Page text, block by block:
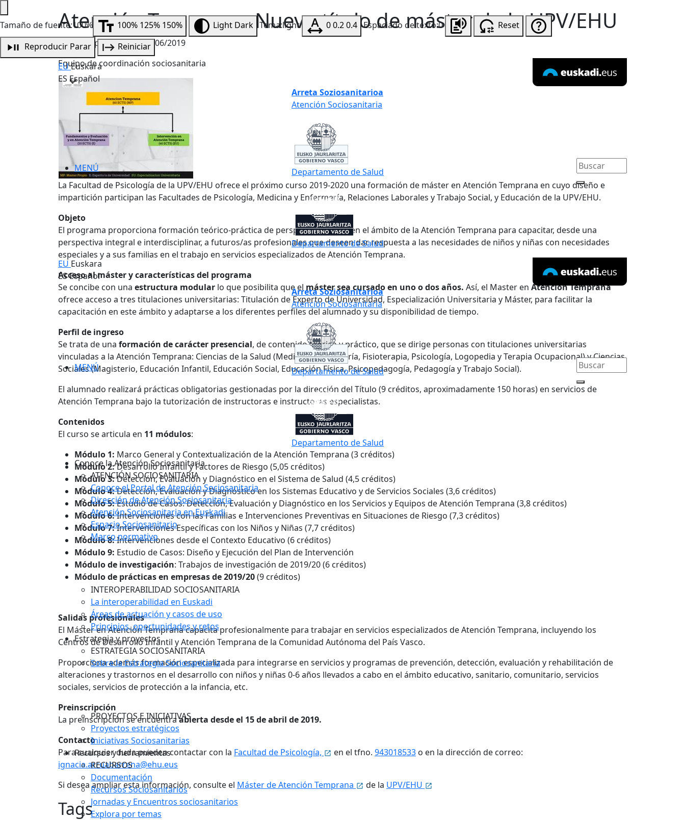
Tamaño de fuente:100% 100% 125% 150% Light Dark Tema:light 00.20.4 Espaciado de texto:0
Reset
Reproducir Parar
Reiniciar
EUEuskara
ES Español
MENÚ
Arreta Soziosanitarioa
Atención Sociosanitaria
Departamento de Salud
Departamento de Salud
EU Euskara
ESEspañol
MENÚ
Arreta Soziosanitarioa
Atención Sociosanitaria
Departamento de Salud
Departamento de Salud
Conoce la Atención Sociosanitaria
ATENCIÓN SOCIOSANITARIA
Conoce el Portal de Atención Sociosanitaria
Dirección de Atención Sociosanitaria
Atención Sociosanitaria en Euskadi
Espacio Sociosanitario
Marco normativo
INTEROPERABILIDAD SOCIOSANITARIA
La interoperabilidad en Euskadi
Áreas de actuación y casos de uso
Principios, oportunidades y retos
Estrategia y proyectos
ESTRATEGIA SOCIOSANITARIA
Sobre la Estrategia Sociosanitaria
PROYECTOS E INICIATIVAS
Proyectos estratégicos
Iniciativas Sociosanitarias
Recursos y herramientas
RECURSOS
Documentación
Recursos Sociosanitarios
Jornadas y Encuentros sociosanitarios
Explora por temas
Atención Temprana. Nuevo título de máster de la UPV/EHU
Fecha de publicación:03/06/2019
Equipo de coordinación sociosanitaria
La Facultad de Psicología de la UPV/EHU ofrece el próximo curso 2019-2020 una formación de máster en Atención Temprana en cuyo diseño e
impartición participan las Facultades de Psicología, Medicina y Enfermería, Relaciones Laborales y Trabajo Social, y Educación de la UPV/EHU.
Objeto
El programa proporciona formación teórico-práctica de perspectiva amplia en el ámbito de la Atención Temprana para capacitar, desde una
perspectiva integral e interdisciplinar, a futuros/as profesionales que deseen dar respuesta a las necesidades de niños y niñas con necesidades
especiales y a sus familias en el trabajo en servicios especializados de Atención Temprana.
Acceso al máster y características del programa
Se concibe con una estructura modular lo que posibilita que el máster sea cursado en uno o dos años. Así, el Master en Atención Temprana
ofrece acceso a tres titulaciones universitarias: Titulación de Experto de Universidad, Especialización Universitaria y Máster, para facilitar la
capacitación en este ámbito y adaptarse a los diferentes perfiles del alumnado y su disponibilidad de tiempo.
Perfil de ingreso
Se trata de una formación de carácter presencial, de contenido teórico y práctico, que se dirige personas con titulaciones universitarias
vinculadas a la Atención Temprana: Ciencias de la Salud (Medicina, Enfermería, Fisioterapia, Psicología, Logopedia y Terapia Ocupacional) y Ciencias
Sociales (Magisterio, Educación Infantil, Educación Social, Educación Física, Psicopedagogía, Pedagogía y Trabajo Social).
El alumnado realizará prácticas obligatorias gestionadas por la dirección del Título (9 créditos, aproximadamente 150 horas) en servicios de
Atención Temprana bajo la tutorización de instructoras e instructores especialistas.
Contenidos
El curso se articula en 11 módulos:
Módulo 1: Marco General y Contextualización de la Atención Temprana (3 créditos)
Módulo 2:Desarrollo Infantil y Factores de Riesgo (5,05 créditos)
Módulo 3:Detección, Evaluación y Diagnóstico en el Sistema de Salud (4,5 créditos)
Módulo 4:Detección, Evaluación y Diagnóstico en los Sistemas Educativo y de Servicios Sociales (3,6 créditos)
Módulo 5:Estudio de Casos: Detección, Evaluación y Diagnóstico en los Servicios y Equipos de Atención Temprana (3,8 créditos)
Módulo 6:Intervenciones con las Familias e Intervenciones Preventivas en Situaciones de Riesgo (7,3 créditos)
Módulo 7:Intervenciones Específicas con los Niños y Niñas (7,7 créditos)
Módulo 8:Intervenciones desde el Contexto Educativo (6 créditos)
Módulo 9: Estudio de Casos: Diseño y Ejecución del Plan de Intervención
Módulo de investigación: Trabajos de investigación de 2019/20 (6 créditos)
Módulo de prácticas en empresas de 2019/20(9 créditos)
Salidas profesionales
El Máster en Atención Temprana capacita profesionalmente para trabajar en servicios especializados de Atención Temprana, incluyendo los
Centros de Desarrollo Infantil y Atención Temprana de la Comunidad Autónoma del País Vasco.
Proporciona además formación especializada para integrarse en servicios y programas de prevención, detección, evaluación y rehabilitación de
alteraciones y trastornos en el desarrollo con niños y niñas 0-6 años llevados a cabo en el ámbito educativo, sanitario, comunitario, servicios
sociales, servicios de protección a la infancia, etc.
Preinscripción
La preinscripción se encuentraabierta desde el 15 de abril de 2019.
Contacto
Para cualquier duda pueden contactar con la Facultad de Psicología, en el tfno. 943018533 o en la dirección de correo:
ignacia.arruabarrena@ehu.eus
Si desea ampliar esta información, consulte el Máster de Atención Temprana de la UPV/EHU
Tags